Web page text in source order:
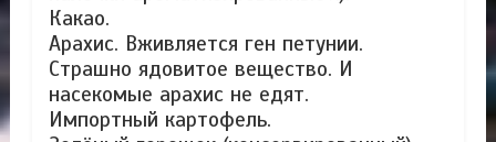
Какао.
Арахис. Вживляется ген петунии.
Страшно ядовитое вещество. И
насекомые арахис не едят.
Импортный картофель.